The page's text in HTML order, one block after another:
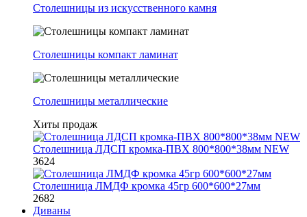
Столешницы из искусственного камня
Столешницы компакт ламинат
Столешницы металлические
Хиты продаж
Столешница ЛДСП кромка-ПВХ 800*800*38мм NEW
3624
Столешница ЛМДФ кромка 45гр 600*600*27мм
2682
Диваны